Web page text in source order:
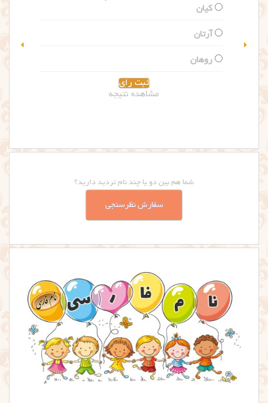
مشاهده نتیجه
شما هم بین دو یا چند نام تردید دارید؟
سفارش نظرسنجی